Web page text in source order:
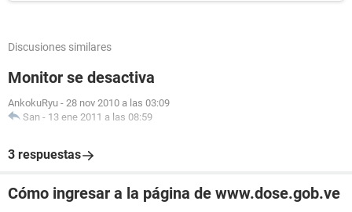
Discusiones similares
Monitor se desactiva
AnkokuRyu - 28 nov 2010 a las 03:09
San - 13 ene 2011 a las 08:59
3 respuestas
Cómo ingresar a la página de www.dose.gob.ve